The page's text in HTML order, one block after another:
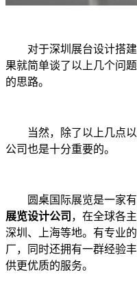
对于深圳展台设计搭
果就简单谈了以上几个问
的思路。
当然，除了以上几点
公司也是十分重要的。
圆桌国际展览是一家
展览设计公司 ，在全球各
深圳、上海等地。有专业
厂，同时还拥有一群经验
供更优质的服务。